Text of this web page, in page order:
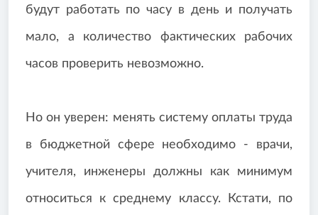
будут работать по часу в день и получать
мало, а количество фактических рабочих
часов проверить невозможно.
Но он уверен: менять систему оплаты труда
в бюджетной сфере необходимо - врачи,
учителя, инженеры должны как минимум
относиться к среднему классу. Кстати, по